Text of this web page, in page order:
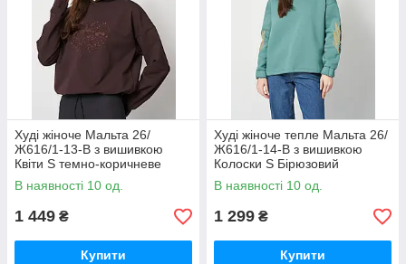
Худі жіноче Мальта 26/
Ж616/1-13-В з вишивкою
Квіти S темно-коричневе
В наявності 10 од.
1 449 ₴
Купити
Худі жіноче тепле Мальта 26/
Ж616/1-14-В з вишивкою
Колоски S Бірюзовий
В наявності 10 од.
1 299 ₴
Купити